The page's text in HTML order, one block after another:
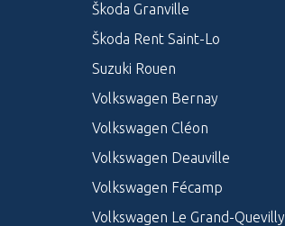
Škoda Granville
Škoda Rent Saint-Lo
Suzuki Rouen
Volkswagen Bernay
Volkswagen Cléon
Volkswagen Deauville
Volkswagen Fécamp
Volkswagen Le Grand-Quevilly